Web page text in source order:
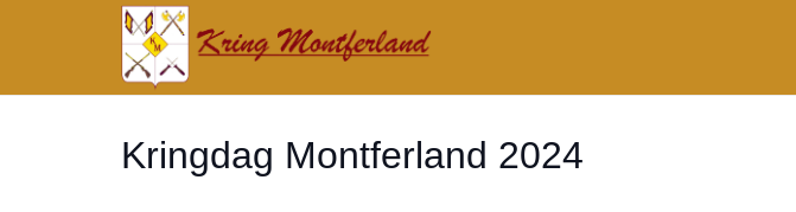
Kringdag Montferland 2024